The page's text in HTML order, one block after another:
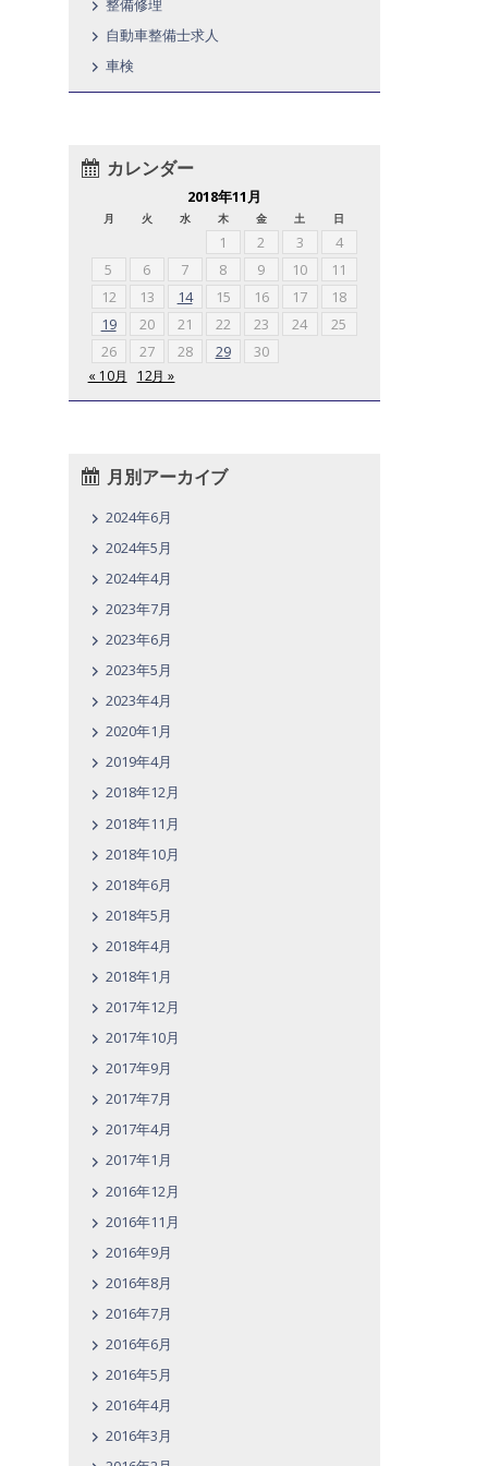
自動車整備士求人
車検
カレンダー
2018年11月
月 火 水 木 金 土 日
1 2 3
4
5
6 7 8 9 10
11
12
13 14 15 16 17
18
19
20 21 22 23 24
25
26
27 28 29 30
« 10月 12月 »
月別アーカイブ
2024年6月
2024年5月
2024年4月
2023年7月
2023年6月
2023年5月
2023年4月
2020年1月
2019年4月
2018年12月
2018年11月
2018年10月
2018年6月
2018年5月
2018年4月
2018年1月
2017年12月
2017年10月
2017年9月
2017年7月
2017年4月
2017年1月
2016年12月
2016年11月
2016年9月
2016年8月
2016年7月
2016年6月
2016年5月
2016年4月
2016年3月